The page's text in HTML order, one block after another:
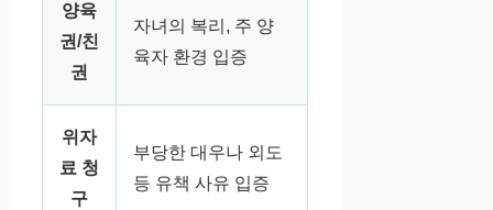
양육
권/친
권
자녀의 복리, 주 양
육자 환경 입증
위자
료 청
구
부당한 대우나 외도
등 유책 사유 입증